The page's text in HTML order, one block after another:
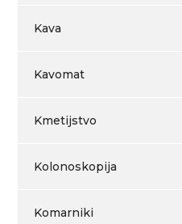
Kava
Kavomat
Kmetijstvo
Kolonoskopija
Komarniki